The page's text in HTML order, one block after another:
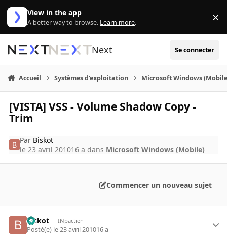
Aller au contenu
View in the app
A better way to browse. Learn more. ×
Next Se connecter
Accueil Systèmes d'exploitation Microsoft Windows
[VISTA] VSS - Volume Shadow Copy -
Trim
Par Biskot
le 23 avril 201016 a dans Microsoft Windows (Mobile)
Commencer un nouveau sujet
Biskot INpactien
Posté(e) le 23 avril 201016 a